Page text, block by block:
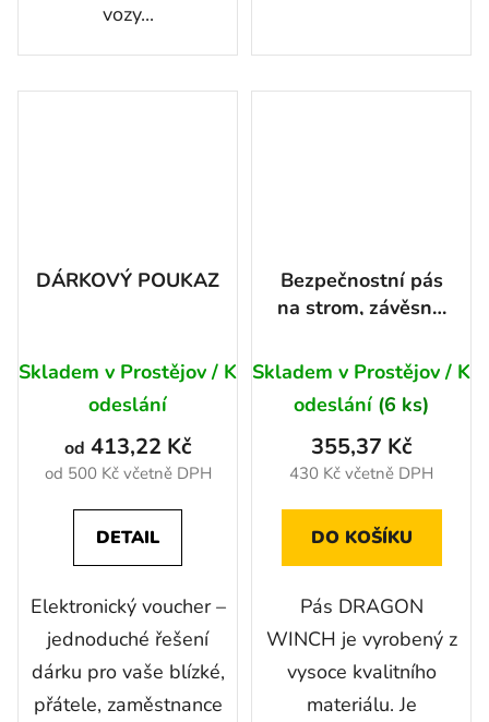
vozy...
DÁRKOVÝ POUKAZ
Skladem v Prostějov / K
odeslání
od 500 Kč včetně DPH
od 413,22 Kč
DETAIL
Elektronický voucher –
jednoduché řešení
dárku pro vaše blízké,
přátele, zaměstnance
Bezpečnostní pás
na strom, závěsný,
hodnocení
produktu
je
5,0
z
5
Skladem v Prostějov / K
odeslání (6 ks)
430 Kč včetně DPH
355,37 Kč
DO KOŠÍKU
Pás DRAGON
WINCH je vyrobený z
vysoce kvalitního
materiálu. Je